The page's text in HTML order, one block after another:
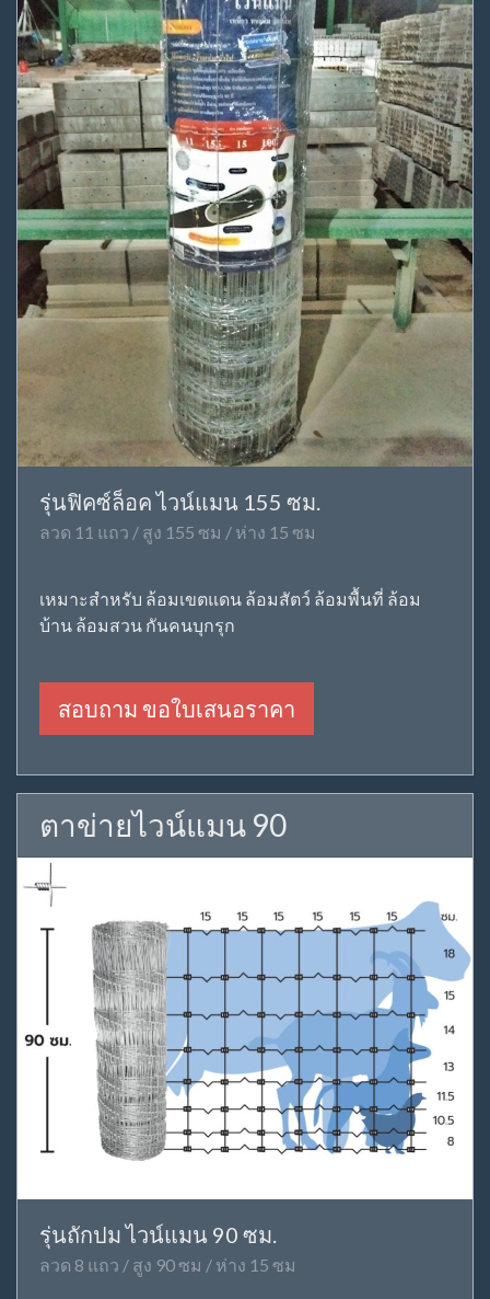
รุ่นฟิคซ์ล็อค ไวน์แมน 155 ซม.
ลวด 11 แถว / สูง 155 ซม / ห่าง 15 ซม
เหมาะสำหรับ ล้อมเขตแดน ล้อมสัตว์ ล้อมพื้นที่ ล้อม
บ้าน ล้อมสวน กันคนบุกรุก
สอบถาม ขอใบเสนอราคา
ตาข่ายไวน์แมน 90
รุ่นถักปม ไวน์แมน 90 ซม.
ลวด 8 แถว / สูง 90 ซม / ห่าง 15 ซม